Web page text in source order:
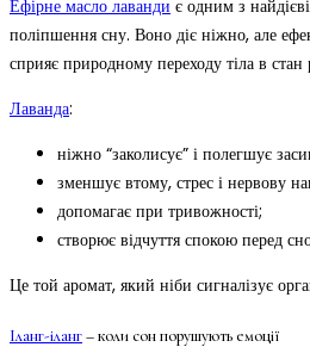
Ефірне масло лаванди є одним з
поліпшення сну. Воно діє ніжно, але
сприяє природному переходу тіла в стан
Лаванда:
ніжно “заколисує” і полегшує
зменшує втому, стрес і нервову
допомагає при тривожності;
створює відчуття спокою перед
Це той аромат, який ніби сигналізує
Іланг-іланг– коли сон порушують емоції